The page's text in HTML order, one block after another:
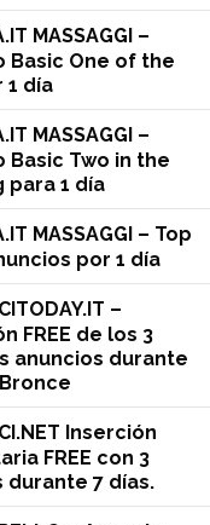
MASSAGGI –
Basic One of the
1 día
MASSAGGI –
Basic Two in the
para 1 día
MASSAGGI – Top
por 1 día
–
FREE de los 3
anuncios durante
Inserción
FREE con 3
durante 7 días.